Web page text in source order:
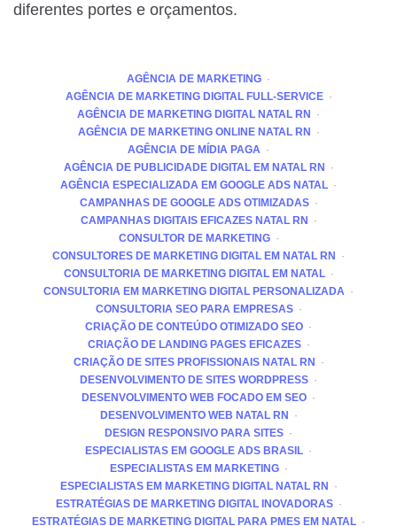
diferentes portes e orçamentos.
AGÊNCIA DE MARKETING
AGÊNCIA DE MARKETING DIGITAL FULL-SERVICE
AGÊNCIA DE MARKETING DIGITAL NATAL RN
AGÊNCIA DE MARKETING ONLINE NATAL RN
AGÊNCIA DE MÍDIA PAGA
AGÊNCIA DE PUBLICIDADE DIGITAL EM NATAL RN
AGÊNCIA ESPECIALIZADA EM GOOGLE ADS NATAL
CAMPANHAS DE GOOGLE ADS OTIMIZADAS
CAMPANHAS DIGITAIS EFICAZES NATAL RN
CONSULTOR DE MARKETING
CONSULTORES DE MARKETING DIGITAL EM NATAL RN
CONSULTORIA DE MARKETING DIGITAL EM NATAL
CONSULTORIA EM MARKETING DIGITAL PERSONALIZADA
CONSULTORIA SEO PARA EMPRESAS
CRIAÇÃO DE CONTEÚDO OTIMIZADO SEO
CRIAÇÃO DE LANDING PAGES EFICAZES
CRIAÇÃO DE SITES PROFISSIONAIS NATAL RN
DESENVOLVIMENTO DE SITES WORDPRESS
DESENVOLVIMENTO WEB FOCADO EM SEO
DESENVOLVIMENTO WEB NATAL RN
DESIGN RESPONSIVO PARA SITES
ESPECIALISTAS EM GOOGLE ADS BRASIL
ESPECIALISTAS EM MARKETING
ESPECIALISTAS EM MARKETING DIGITAL NATAL RN
ESTRATÉGIAS DE MARKETING DIGITAL INOVADORAS
ESTRATÉGIAS DE MARKETING DIGITAL PARA PMES EM NATAL